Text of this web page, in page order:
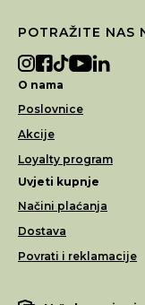
POTRAŽITE NAS
O nama
Poslovnice
Akcije
Loyalty program
Uvjeti kupnje
Načini plaćanja
Dostava
Povrati i reklamacije